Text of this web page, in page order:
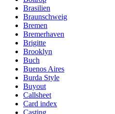
Brasilien
Braunschweig
Bremen
Bremerhaven
Brigitte
Brooklyn
Buch
Buenos Aires
Burda Style
Buyout
Callsheet
Card index
Casting